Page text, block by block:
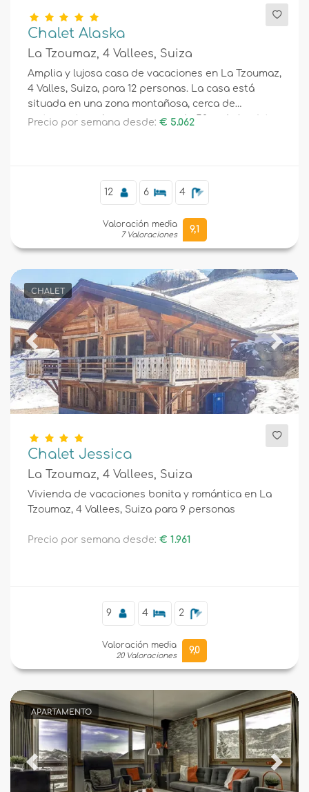
Chalet Alaska
La Tzoumaz, 4 Vallees, Suiza
Amplia y lujosa casa de vacaciones en La Tzoumaz,
4 Valles, Suiza, para 12 personas. La casa está
situada en una zona montañosa, cerca de
restaurantes y bares, a menos de 50 m de la pista
Precio por semana desde: € 5.062
12 6 4
Valoración media
7 Valoraciones
9,1
CHALET
Previous Next
Chalet Jessica
La Tzoumaz, 4 Vallees, Suiza
Vivienda de vacaciones bonita y romántica en La
Tzoumaz, 4 Vallees, Suiza para 9 personas
Precio por semana desde: € 1.961
9 4 2
Valoración media
20 Valoraciones
9,0
APARTAMENTO
Previous Next